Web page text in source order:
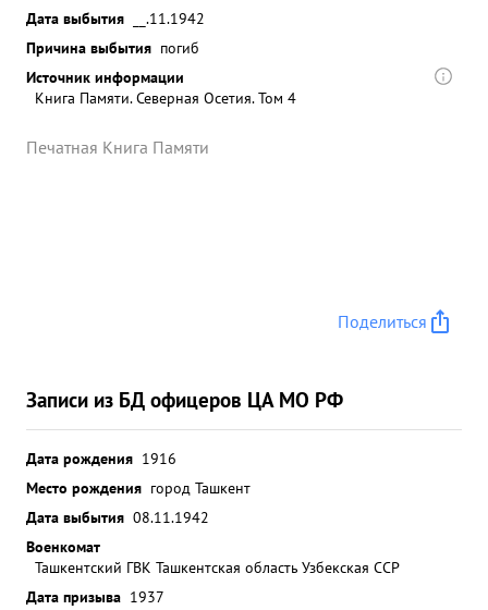
Дата выбытия
__.11.1942
Причина выбытия погиб
Источник информации
Книга Памяти. Северная Осетия. Том 4
Печатная Книга Памяти
Поделиться
Записи из БД офицеров ЦА МО РФ
Дата рождения 1916
Место рождения город Ташкент
Дата выбытия 08.11.1942
Военкомат
Ташкентский ГВК Ташкентская область Узбекская ССР
Дата призыва 1937